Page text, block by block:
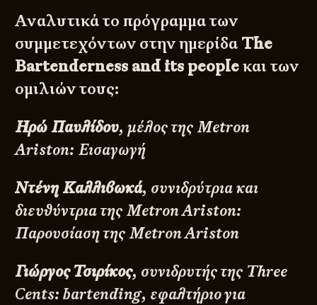
Αναλυτικά το πρόγραμμα των
συμμετεχόντων στην ημερίδα The
Bartenderness and its peopleκαι των
ομιλιών τους:
Ηρώ Παυλίδου, μέλος της Metron
Ariston: Εισαγωγή
Ντένη Καλλιβωκά, συνιδρύτρια και
διευθύντρια της Metron Ariston:
Παρουσίαση της Metron Ariston
Γιώργος Τσιρίκος, συνιδρυτής της Three
Cents: bartending, εφαλτήριο για